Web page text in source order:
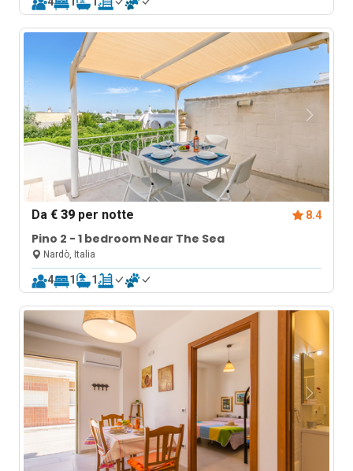
Da€ 39 per notte 8.4
Pino 2 - 1 bedroom Near The Sea
Nardò, Italia
4 1 1